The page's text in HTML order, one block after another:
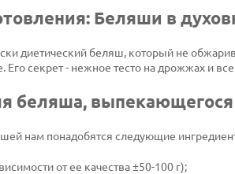
Беляши в
диетический беляш, который не
Его секрет - нежное тесто на дрожжах и
беляша, выпекающегося
нам понадобятся следующие
от ее качества ±50-100 г);